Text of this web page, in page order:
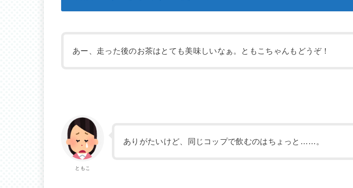
あー、走った後のお茶はとても美味しいなぁ。ともこちゃんもどうぞ！
ともこ
ありがたいけど、同じコップで飲むのはちょっと……。